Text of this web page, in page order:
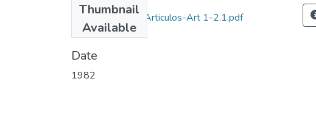
Thumbnail
Available
1982-V6-N1-2-Articulos-Art 1-2.1.pdf
(1010.23 KB)
Date
1982